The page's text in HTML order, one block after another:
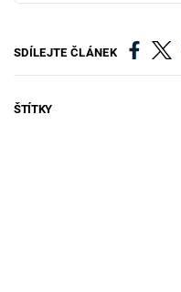
SDÍLEJTE ČLÁNEK
ŠTÍTKY